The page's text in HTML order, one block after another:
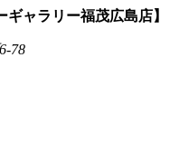
ャラリー福茂広島店】
78